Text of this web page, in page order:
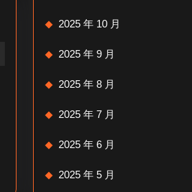
2025 年 10 月
2025 年 9 月
2025 年 8 月
2025 年 7 月
2025 年 6 月
2025 年 5 月